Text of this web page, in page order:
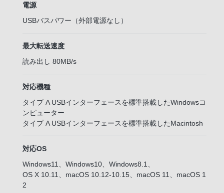
電源
USBバスパワー（外部電源なし）
最大転送速度
読み出し 80MB/s
対応機種
タイプ A USBインターフェースを標準搭載したWindowsコ
ンピューター
タイプ A USBインターフェースを標準搭載したMacintosh
対応OS
Windows11、Windows10、Windows8.1、
OS X 10.11、macOS 10.12-10.15、macOS 11、macOS 1
2